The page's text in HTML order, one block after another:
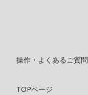
操作・よくあるご質問
TOPページ